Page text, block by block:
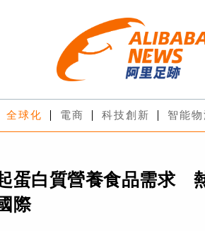
全球化 電商 科技創新 智能物
蛋白質營養食品需求
際